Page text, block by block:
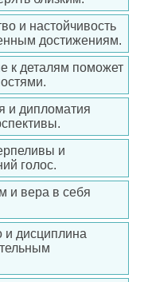
и настойчивость
достижениям.
к деталям поможет
и дипломатия
и
голос.
и вера в себя
и дисциплина